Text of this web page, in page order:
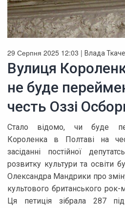
29 Серпня 2025 12:03 | Влада
Вулиця
не буде
честь Оззі
Стало відомо, чи буде
Короленка в Полтаві на
засіданні постійної
розвитку культури та освіти
Олександра Мандрики про
культового британського рок-
Ця петиція зібрала 287